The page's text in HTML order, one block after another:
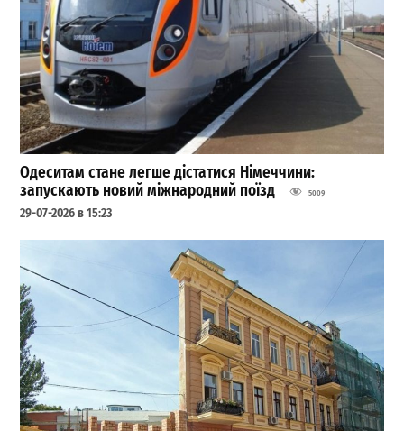
Одеситам стане легше дістатися Німеччини:
запускають новий міжнародний поїзд
5009
29-07-2026 в 15:23